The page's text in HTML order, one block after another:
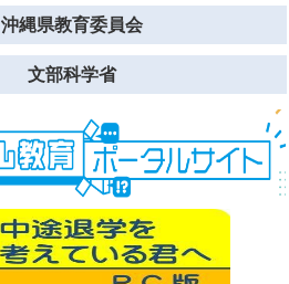
沖縄県教育委員会
文部科学省